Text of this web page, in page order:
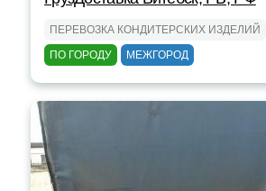
ПЕРЕВОЗКА КОНДИТЕРСКИХ ИЗДЕЛИЙ
ПО ГОРОДУ
МЕЖГОРОД